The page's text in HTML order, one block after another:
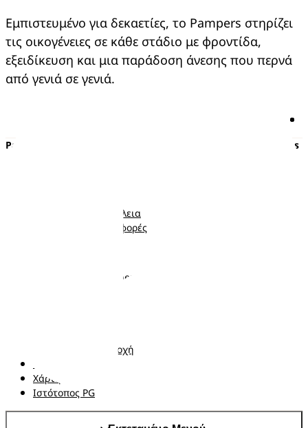
Εμπιστευμένο για δεκαετίες, το Pampers στηρίζει
τις οικογένειες σε κάθε στάδιο με φροντίδα,
εξειδίκευση και μια παράδοση άνεσης που περνά
από γενιά σε γενιά.
Pampers
Ποιότητα και Ασφάλεια
Κουπόνια και προσφορές
Περισσότερα από τα Pampers
Σχετικά με τα Pampers
Αλλαγή χώρα/περιοχή
Χάρτης ιστότοπου
Ιστότοπος PG